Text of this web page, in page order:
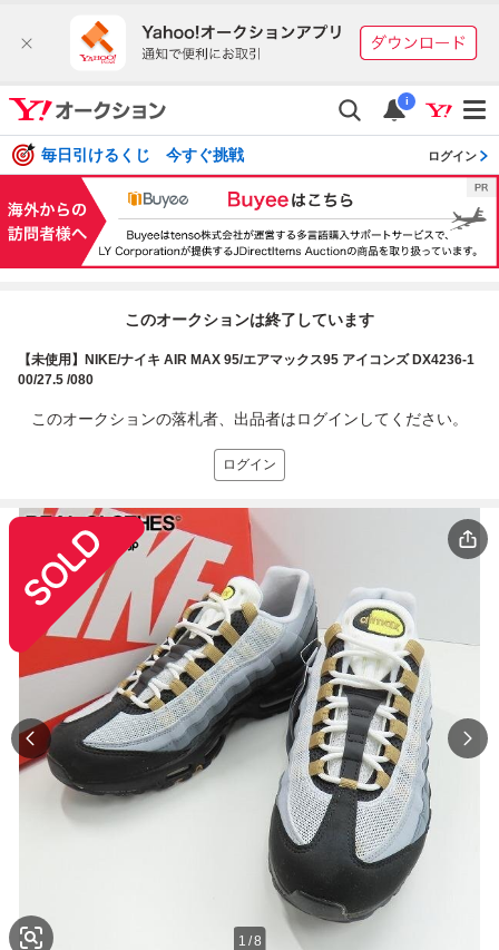
i
毎日引けるくじ 今すぐ挑戦 ログイン
このオークションは終了しています
【未使用】NIKE/ナイキ AIR MAX 95/エアマックス95 アイコンズ DX4236-1
00/27.5 /080
このオークションの落札者、出品者はログインしてください。
ログイン
1 /8